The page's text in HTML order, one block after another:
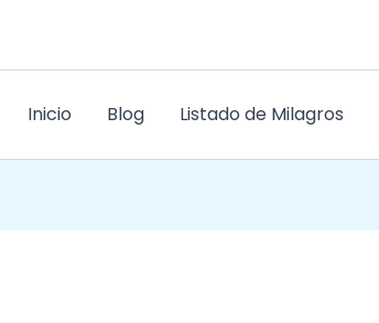
Inicio Blog Listado de Milagros